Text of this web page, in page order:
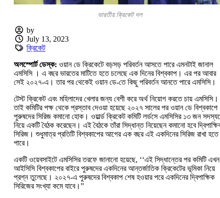
ভারতীয় ক্রিকেট দল
by
July 13, 2023
ক্রিকেট
অলস্পোর্ট ডেস্ক: ওয়ান ডে ক্রিকেটে বড়সড় পরিবর্তন আসতে পারে এমনটাই জানাল
এমসিসি । এ বছর ভারতের মাটিতে হতে চলেছে এক দিনের বিশ্বকাপ। এর পর আবার
সেই ২০২৭-এ। তার পর থেকেই ওয়ান ডে-তে কিছু পরিবর্তন আনতে পারে এমসিসি।
টেস্ট ক্রিকেট এবং মহিলাদের খেলার জন্য বেশী করে অর্থ নিয়োগ করতে চায় এমসিসি।
তাই কমিটির পক্ষ থেকে প্রস্তাব দেওয়া হয়েছে ২০২৭ সালের পর ওয়ান ডে বিশ্বকাপে
পুরুষদের সিরিজ কমানো হোক। ওয়ার্ল্ড ক্রিকেট কমিটি লর্ডসে এমসিসির ১৩ জন
নিয়ে একটি বৈঠক করেছেন। এই বৈঠকে তাঁরা সিদ্ধান্ত নিয়েছেন কমানো হবে
সিরিজ। শুধুমাত্র প্রতিটি বিশ্বকাপের আগের এক বছর এই একদিনের সিরিজ রাখা হতে
পারে।
একটি ওয়েবসাইটে এমসিসির তরফে জানানো হয়েছে, ‘‘এই সিদ্ধান্তের পর কমিটি এখন
আইসিসি বিশ্বকাপের বাইরে পুরুষদের একদিনের আন্তর্জাতিক ক্রিকেটের ভূমিকা নিয়ে
প্রশ্ন তুলেছে। ২০২৭-এ পুরুষদের বিশ্বকাপ শেষ হওয়ার পরে একদিনের দ্বিপাক্ষিক
সিরিজের সংখ্যা কমে যাবে।”